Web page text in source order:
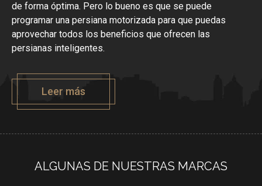
de forma óptima. Pero lo bueno es que se puede
programar una persiana motorizada para que puedas
aprovechar todos los beneficios que ofrecen las
persianas inteligentes.
Leer más
ALGUNAS DE NUESTRAS MARCAS